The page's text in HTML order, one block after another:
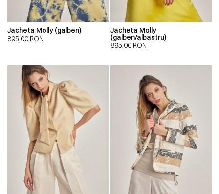
Jacheta Molly (galben)
895,00 RON
Jacheta Molly
(galben/albastru)
895,00 RON